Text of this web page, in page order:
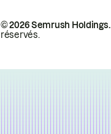
© 2026 Semrush Holdings.
réservés.